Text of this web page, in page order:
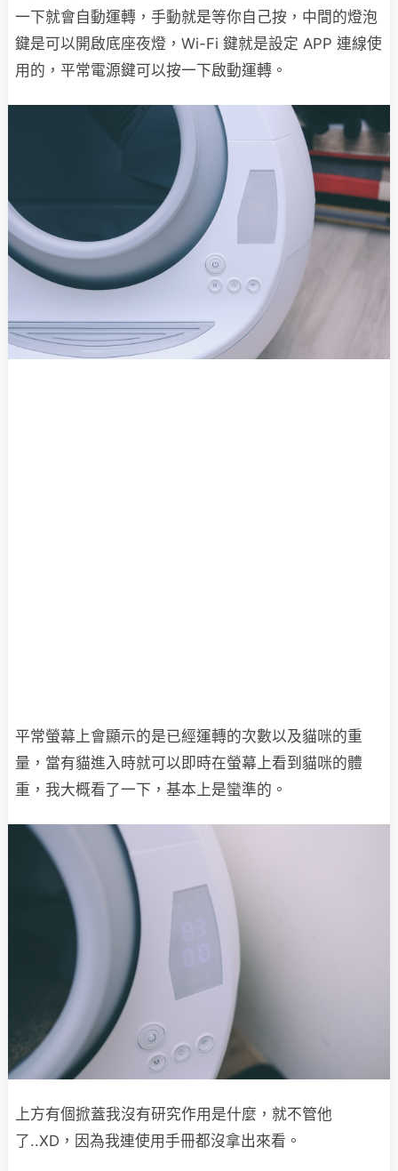
一下就會自動運轉，手動就是等你自己按，中間的燈泡
鍵是可以開啟底座夜燈，Wi-Fi 鍵就是設定 APP 連線使
用的，平常電源鍵可以按一下啟動運轉。
平常螢幕上會顯示的是已經運轉的次數以及貓咪的重
量，當有貓進入時就可以即時在螢幕上看到貓咪的體
重，我大概看了一下，基本上是蠻準的。
上方有個掀蓋我沒有研究作用是什麼，就不管他
了..XD，因為我連使用手冊都沒拿出來看。